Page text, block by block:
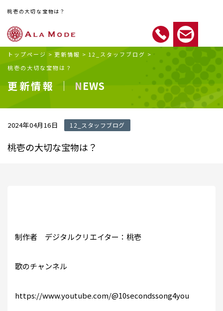
桃壱の大切な宝物は？
トップページ > 更新情報 > 12_スタッフブログ >
桃壱の大切な宝物は？
更新情報 ｜ NEWS
2024年04月16日 12_スタッフブログ
桃壱の大切な宝物は？
制作者 デジタルクリエイター：桃壱
歌のチャンネル
https://www.youtube.com/@10secondssong4you